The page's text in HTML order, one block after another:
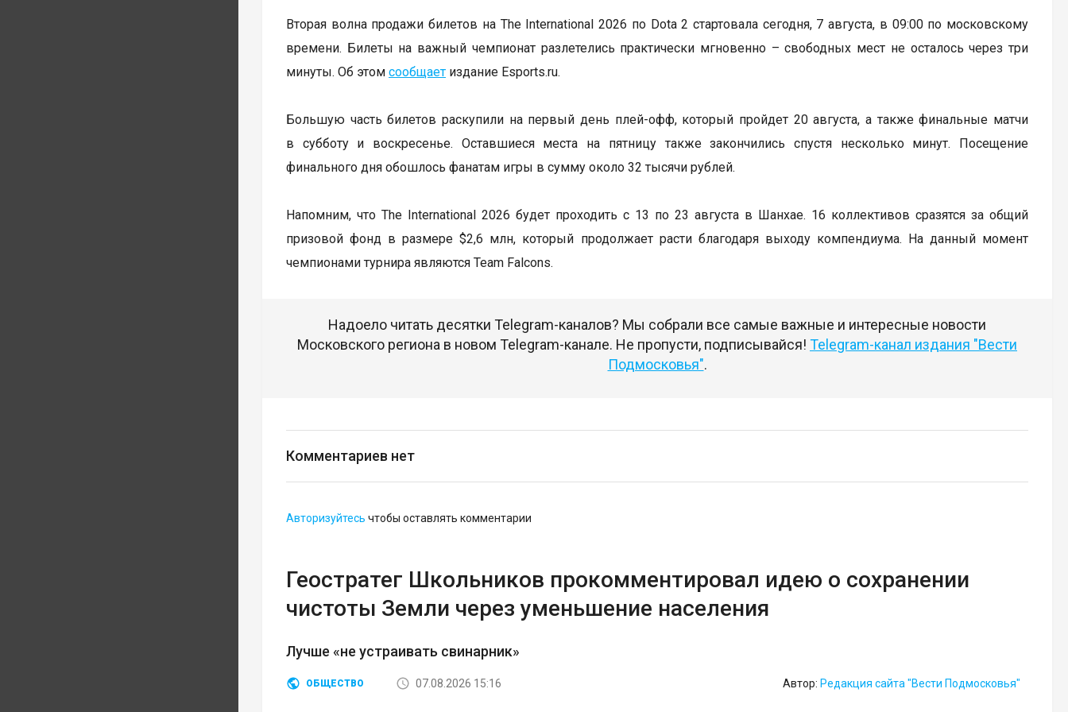
Вторая волна продажи билетов на The International 2026 по Dota 2 стартовала сегодня, 7 августа, в 09:00 по московскому
времени. Билеты на важный чемпионат разлетелись практически мгновенно – свободных мест не осталось через три
минуты. Об этом сообщает издание Esports.ru.
Большую часть билетов раскупили на первый день плей-офф, который пройдет 20 августа, а также финальные матчи
в субботу и воскресенье. Оставшиеся места на пятницу также закончились спустя несколько минут. Посещение
финального дня обошлось фанатам игры в сумму около 32 тысячи рублей.
Напомним, что The International 2026 будет проходить с 13 по 23 августа в Шанхае. 16 коллективов сразятся за общий
призовой фонд в размере $2,6 млн, который продолжает расти благодаря выходу компендиума. На данный момент
чемпионами турнира являются Team Falcons.
Надоело читать десятки Telegram-каналов? Мы собрали все самые важные и интересные новости
Московского региона в новом Telegram-канале. Не пропусти, подписывайся! Telegram-канал издания "Вести
Подмосковья".
Комментариев нет
Авторизуйтесь чтобы оставлять комментарии
Геостратег Школьников прокомментировал идею о сохранении
чистоты Земли через уменьшение населения
Лучше «не устраивать свинарник»
ОБЩЕСТВО 07.08.2026 15:16 Автор: Редакция сайта "Вести Подмосковья"